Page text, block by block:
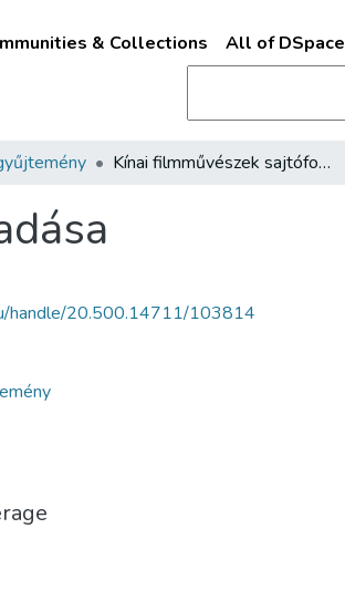
& Collections All of DSpace
Kínai filmművészek sajtófogadása
handle/20.500.14711/103814